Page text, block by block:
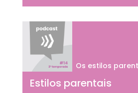
Estilos parentais
Os estilos